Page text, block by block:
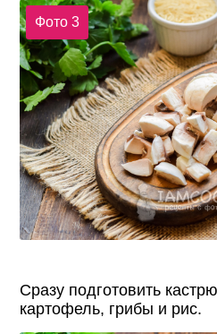
Фото 3
Сразу подготовить
картофель, грибы и рис.